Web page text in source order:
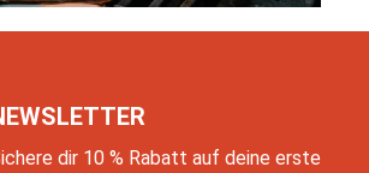
dir 10 % Rabatt auf deine erste